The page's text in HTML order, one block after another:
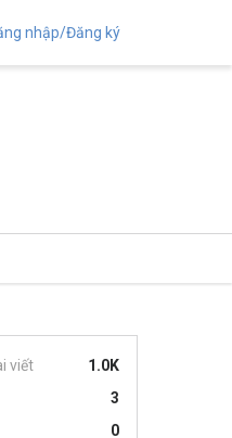
nhập/Đăng ký
viết
1.0K
3
0